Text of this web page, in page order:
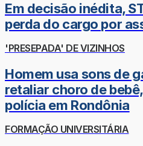
Em decisão inédita,
perda do cargo por
'PRESEPADA' DE VIZINHOS
Homem usa sons de
retaliar choro de
polícia em Rondônia
FORMAÇÃO UNIVERSITÁRIA